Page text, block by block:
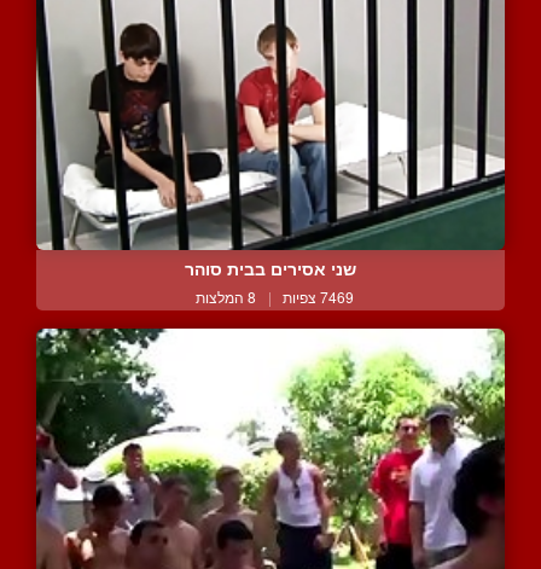
שני אסירים בבית סוהר
7469 צפיות | 8 המלצות